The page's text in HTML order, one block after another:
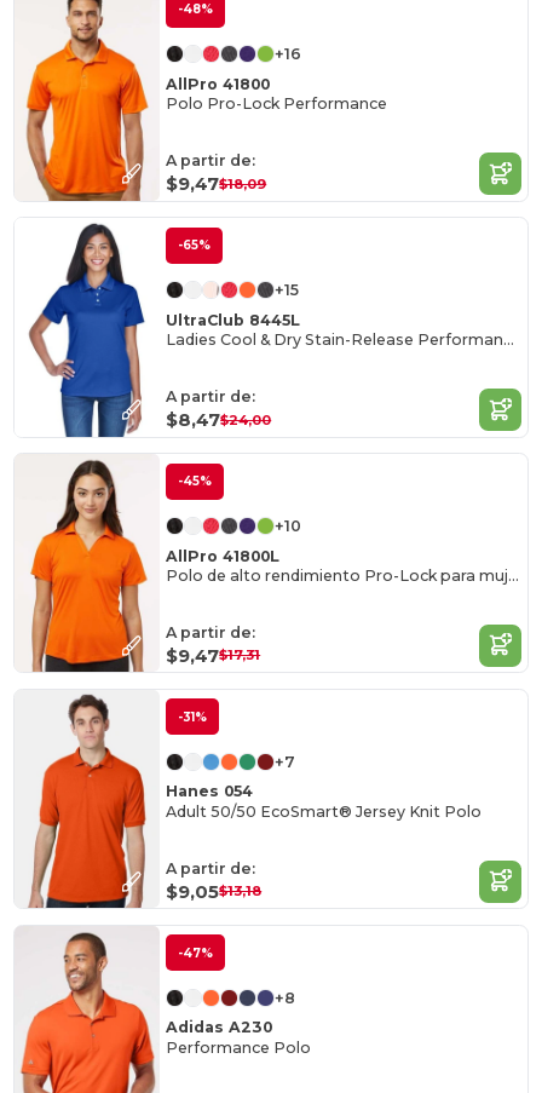
-48%
+16
AllPro 41800
Polo Pro-Lock Performance
A partir de:
$9,47$18,09
-65%
+15
UltraClub 8445L
Ladies Cool & Dry Stain-Release Performance Polo
A partir de:
$8,47$24,00
-45%
+10
AllPro 41800L
Polo de alto rendimiento Pro-Lock para mujer
A partir de:
$9,47$17,31
-31%
+7
Hanes 054
Adult 50/50 EcoSmart® Jersey Knit Polo
A partir de:
$9,05$13,18
-47%
+8
Adidas A230
Performance Polo